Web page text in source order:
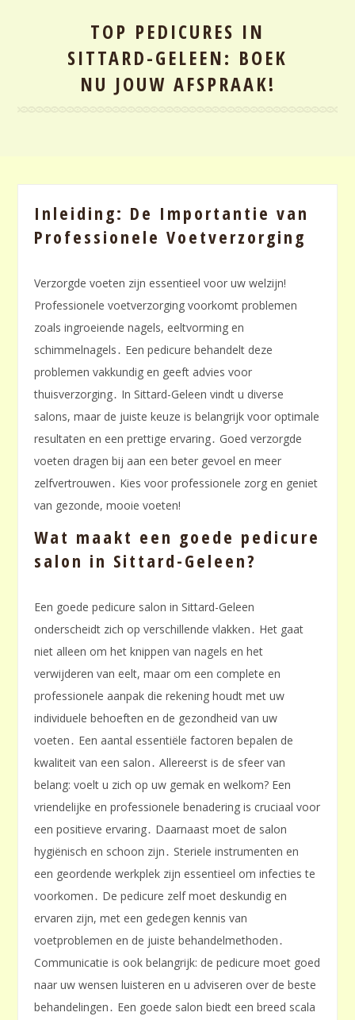
TOP PEDICURES IN
SITTARD-GELEEN: BOEK
NU JOUW AFSPRAAK!
Inleiding: De Importantie van
Professionele Voetverzorging
Verzorgde voeten zijn essentieel voor uw welzijn!
Professionele voetverzorging voorkomt problemen
zoals ingroeiende nagels, eeltvorming en
schimmelnagels․ Een pedicure behandelt deze
problemen vakkundig en geeft advies voor
thuisverzorging․ In Sittard-Geleen vindt u diverse
salons, maar de juiste keuze is belangrijk voor optimale
resultaten en een prettige ervaring․ Goed verzorgde
voeten dragen bij aan een beter gevoel en meer
zelfvertrouwen․ Kies voor professionele zorg en geniet
van gezonde, mooie voeten!
Wat maakt een goede pedicure
salon in Sittard-Geleen?
Een goede pedicure salon in Sittard-Geleen
onderscheidt zich op verschillende vlakken․ Het gaat
niet alleen om het knippen van nagels en het
verwijderen van eelt, maar om een complete en
professionele aanpak die rekening houdt met uw
individuele behoeften en de gezondheid van uw
voeten․ Een aantal essentiële factoren bepalen de
kwaliteit van een salon․ Allereerst is de sfeer van
belang: voelt u zich op uw gemak en welkom? Een
vriendelijke en professionele benadering is cruciaal voor
een positieve ervaring․ Daarnaast moet de salon
hygiënisch en schoon zijn․ Steriele instrumenten en
een geordende werkplek zijn essentieel om infecties te
voorkomen․ De pedicure zelf moet deskundig en
ervaren zijn, met een gedegen kennis van
voetproblemen en de juiste behandelmethoden․
Communicatie is ook belangrijk: de pedicure moet goed
naar uw wensen luisteren en u adviseren over de beste
behandelingen․ Een goede salon biedt een breed scala